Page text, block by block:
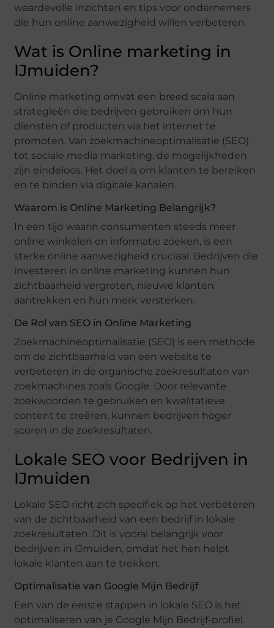
waardevolle inzichten en tips voor ondernemers
die hun online aanwezigheid willen verbeteren.
Wat is Online marketing in
IJmuiden?
Online marketing omvat een breed scala aan
strategieën die bedrijven gebruiken om hun
diensten of producten via het internet te
promoten. Van zoekmachineoptimalisatie (SEO)
tot sociale media marketing, de mogelijkheden
zijn eindeloos. Het doel is om klanten te bereiken
en te binden via digitale kanalen.
Waarom is Online Marketing Belangrijk?
In een tijd waarin consumenten steeds meer
online winkelen en informatie zoeken, is een
sterke online aanwezigheid cruciaal. Bedrijven die
investeren in online marketing kunnen hun
zichtbaarheid vergroten, nieuwe klanten
aantrekken en hun merk versterken.
De Rol van SEO in Online Marketing
Zoekmachineoptimalisatie (SEO) is een methode
om de zichtbaarheid van een website te
verbeteren in de organische zoekresultaten van
zoekmachines zoals Google. Door relevante
zoekwoorden te gebruiken en kwalitatieve
content te creëren, kunnen bedrijven hoger
scoren in de zoekresultaten.
Lokale SEO voor Bedrijven in
IJmuiden
Lokale SEO richt zich specifiek op het verbeteren
van de zichtbaarheid van een bedrijf in lokale
zoekresultaten. Dit is vooral belangrijk voor
bedrijven in IJmuiden, omdat het hen helpt
lokale klanten aan te trekken.
Optimalisatie van Google Mijn Bedrijf
Een van de eerste stappen in lokale SEO is het
optimaliseren van je Google Mijn Bedrijf-profiel.